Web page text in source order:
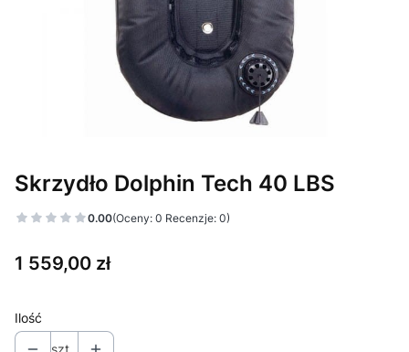
Skrzydło Dolphin Tech 40 LBS
0.00(Oceny: 0 Recenzje: 0)
Cena
1 559,00 zł
Ilość
szt.